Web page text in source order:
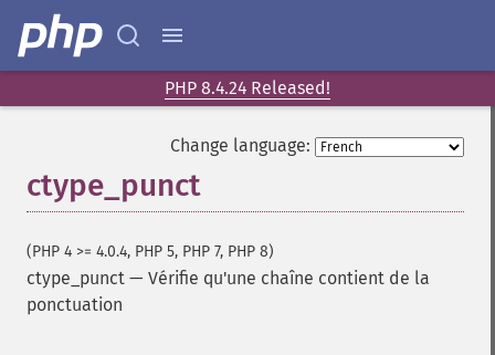
PHP 8.4.24 Released!
Change language:
ctype_punct
(PHP 4 >= 4.0.4, PHP 5, PHP 7, PHP 8)
ctype_punct — Vérifie qu'une chaîne contient de la
ponctuation